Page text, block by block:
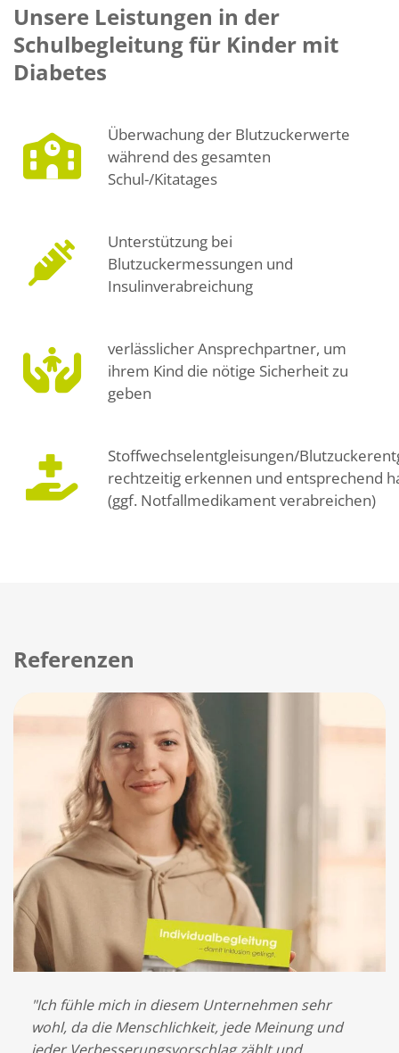
Unsere Leistungen in der
Schulbegleitung für Kinder mit
Diabetes
Überwachung der Blutzuckerwerte
während des gesamten
Schul-/Kitatages
Unterstützung bei
Blutzuckermessungen und
Insulinverabreichung
verlässlicher Ansprechpartner, um
ihrem Kind die nötige Sicherheit zu
geben
Stoffwechselentgleisungen/
rechtzeitig erkennen und entsprechend
(ggf. Notfallmedikament verabreichen)
Referenzen
"Ich fühle mich in diesem Unternehmen sehr
wohl, da die Menschlichkeit, jede Meinung und